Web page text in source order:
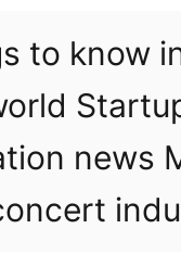
to know
news